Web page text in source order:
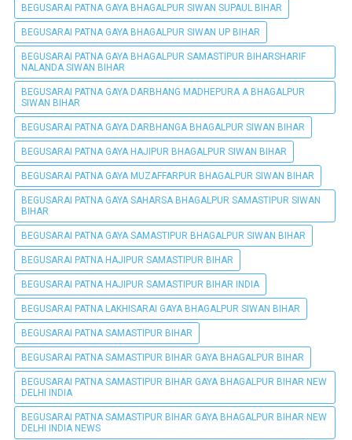
BEGUSARAI PATNA GAYA BHAGALPUR SIWAN SUPAUL BIHAR
BEGUSARAI PATNA GAYA BHAGALPUR SIWAN UP BIHAR
BEGUSARAI PATNA GAYA BHAGALPUR SAMASTIPUR BIHARSHARIF
NALANDA SIWAN BIHAR
BEGUSARAI PATNA GAYA DARBHANG MADHEPURA A BHAGALPUR
SIWAN BIHAR
BEGUSARAI PATNA GAYA DARBHANGA BHAGALPUR SIWAN BIHAR
BEGUSARAI PATNA GAYA HAJIPUR BHAGALPUR SIWAN BIHAR
BEGUSARAI PATNA GAYA MUZAFFARPUR BHAGALPUR SIWAN BIHAR
BEGUSARAI PATNA GAYA SAHARSA BHAGALPUR SAMASTIPUR SIWAN
BIHAR
BEGUSARAI PATNA GAYA SAMASTIPUR BHAGALPUR SIWAN BIHAR
BEGUSARAI PATNA HAJIPUR SAMASTIPUR BIHAR
BEGUSARAI PATNA HAJIPUR SAMASTIPUR BIHAR INDIA
BEGUSARAI PATNA LAKHISARAI GAYA BHAGALPUR SIWAN BIHAR
BEGUSARAI PATNA SAMASTIPUR BIHAR
BEGUSARAI PATNA SAMASTIPUR BIHAR GAYA BHAGALPUR BIHAR
BEGUSARAI PATNA SAMASTIPUR BIHAR GAYA BHAGALPUR BIHAR NEW
DELHI INDIA
BEGUSARAI PATNA SAMASTIPUR BIHAR GAYA BHAGALPUR BIHAR NEW
DELHI INDIA NEWS